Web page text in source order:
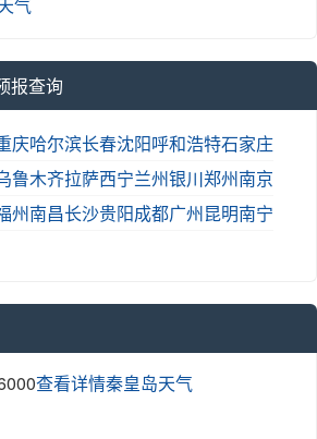
报查询
庆哈尔滨长春沈阳呼和浩特石家庄
鲁木齐拉萨西宁兰州银川郑州南京
州南昌长沙贵阳成都广州昆明南宁
查看详情秦皇岛天气